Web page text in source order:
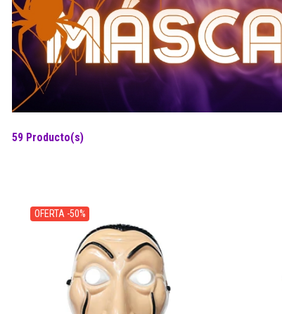
59 Producto(s)
OFERTA -50%